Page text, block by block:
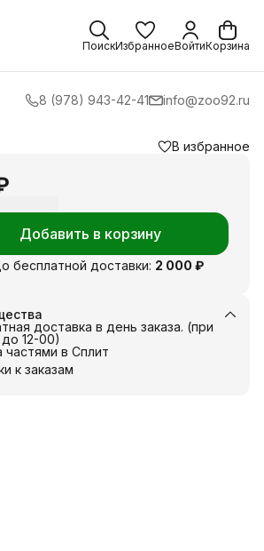
ПоискИзбранноеВойтиКорзина
8 (978) 943-42-41 info@zoo92.ru
В избранное
Добавить в корзину
бесплатной доставки: 2 000 ₽
доставка в день заказа. (при
до 12-00)
частями в Сплит
к заказам